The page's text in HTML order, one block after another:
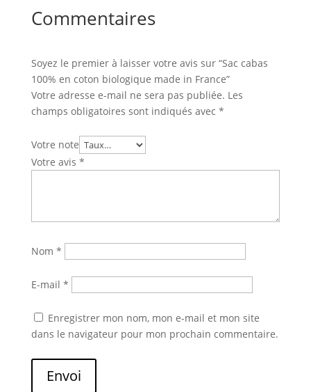
Commentaires
Soyez le premier à laisser votre avis sur “Sac cabas
100% en coton biologique made in France”
Votre adresse e-mail ne sera pas publiée. Les
champs obligatoires sont indiqués avec *
Votre note
Votre avis *
Nom *
E-mail *
Enregistrer mon nom, mon e-mail et mon site
dans le navigateur pour mon prochain commentaire.
Envoi